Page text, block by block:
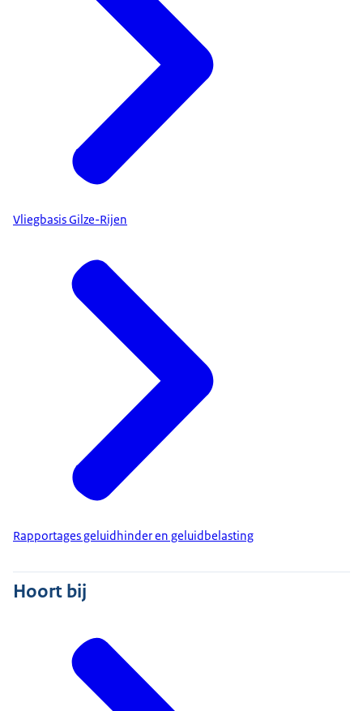
Vliegbasis Gilze-Rijen
Rapportages geluidhinder en geluidbelasting
Hoort bij